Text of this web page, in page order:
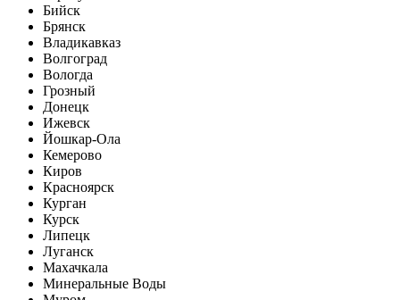
Бийск
Брянск
Владикавказ
Волгоград
Вологда
Грозный
Донецк
Ижевск
Йошкар-Ола
Кемерово
Киров
Красноярск
Курган
Курск
Липецк
Луганск
Махачкала
Минеральные Воды